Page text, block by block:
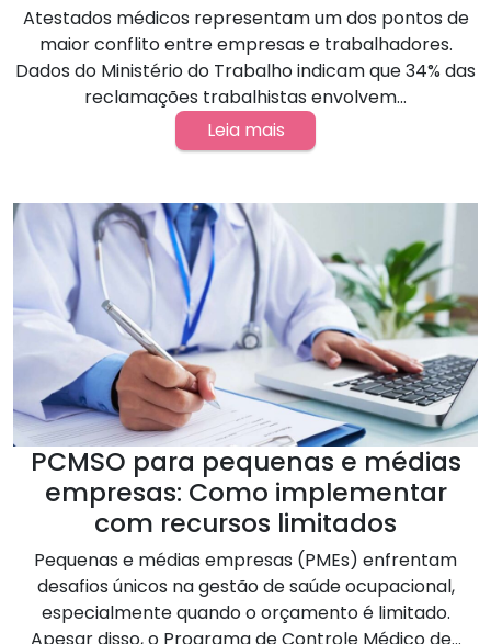
Atestados médicos representam um dos pontos de
maior conflito entre empresas e trabalhadores.
Dados do Ministério do Trabalho indicam que 34% das
reclamações trabalhistas envolvem...
Leia mais
PCMSO para pequenas e médias
empresas: Como implementar
com recursos limitados
Pequenas e médias empresas (PMEs) enfrentam
desafios únicos na gestão de saúde ocupacional,
especialmente quando o orçamento é limitado.